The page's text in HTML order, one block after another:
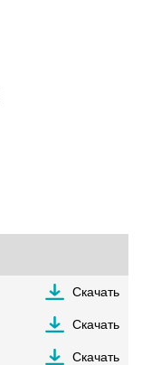
Скачать
Скачать
Скачать